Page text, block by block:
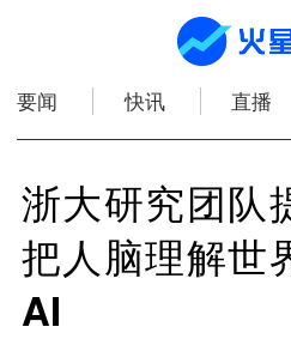
要闻 快讯 直播
浙大研究团队
把人脑理解世
AI